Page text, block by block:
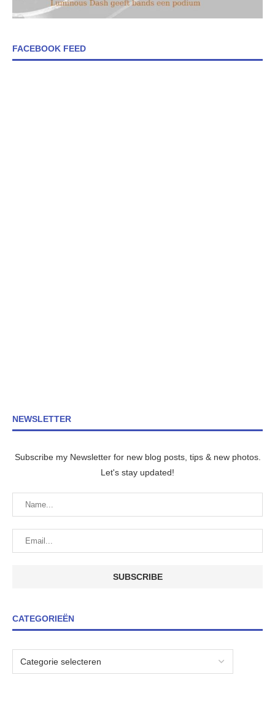
FACEBOOK FEED
NEWSLETTER
Subscribe my Newsletter for new blog posts, tips & new photos.
Let's stay updated!
CATEGORIEËN